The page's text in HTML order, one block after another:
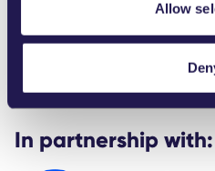
Allow
Aicinām izplatīti
https://everyone-
In partnership with: